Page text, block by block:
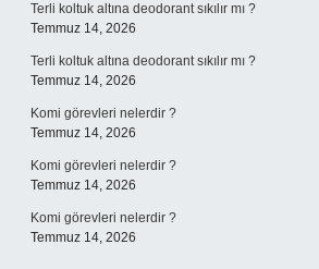
Terli koltuk altına deodorant sıkılır mı ?
Temmuz 14, 2026
Terli koltuk altına deodorant sıkılır mı ?
Temmuz 14, 2026
Komi görevleri nelerdir ?
Temmuz 14, 2026
Komi görevleri nelerdir ?
Temmuz 14, 2026
Komi görevleri nelerdir ?
Temmuz 14, 2026